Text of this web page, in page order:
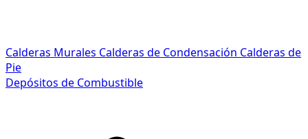
Calderas Murales Calderas de Condensación Calderas de
Pie
Depósitos de Combustible